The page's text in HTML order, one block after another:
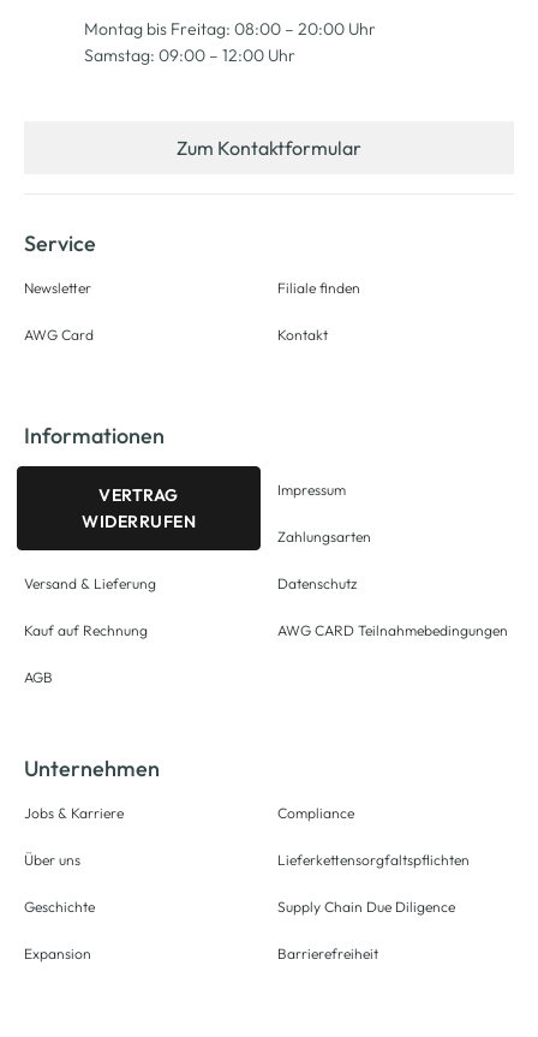
Montag bis Freitag: 08:00 – 20:00 Uhr
Samstag: 09:00 – 12:00 Uhr
Zum Kontaktformular
Service
Newsletter
AWG Card
Filiale finden
Kontakt
Informationen
VERTRAG
WIDERRUFEN
Versand & Lieferung
Kauf auf Rechnung
AGB
Impressum
Zahlungsarten
Datenschutz
AWG CARD Teilnahmebedingungen
Unternehmen
Jobs & Karriere
Über uns
Geschichte
Expansion
Compliance
Lieferkettensorgfaltspflichten
Supply Chain Due Diligence
Barrierefreiheit